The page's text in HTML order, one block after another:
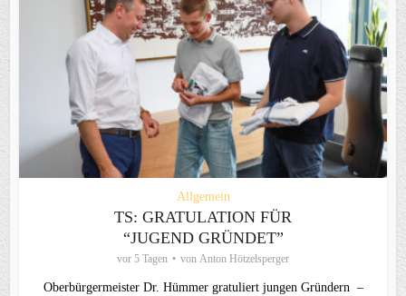
Allgemein
TS: GRATULATION FÜR
“JUGEND GRÜNDET”
vor 5 Tagen von Anton Hötzelsperger
Oberbürgermeister Dr. Hümmer gratuliert jungen Gründern –